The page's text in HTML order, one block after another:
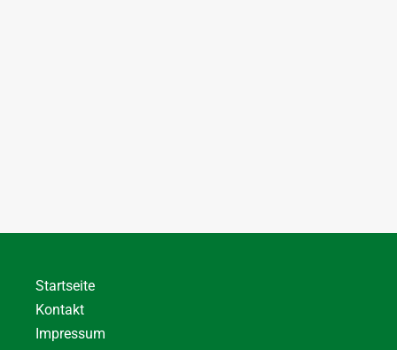
Startseite
Kontakt
Impressum